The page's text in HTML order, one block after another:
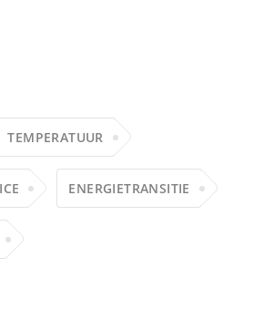
TEMPERATUUR
ENERGIETRANSITIE